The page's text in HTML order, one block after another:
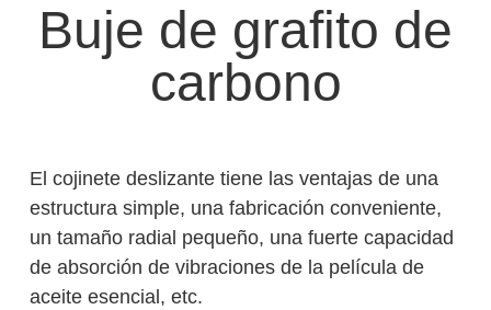
Buje de grafito de
carbono
El cojinete deslizante tiene las ventajas de una
estructura simple, una fabricación conveniente,
un tamaño radial pequeño, una fuerte capacidad
de absorción de vibraciones de la película de
aceite esencial, etc.